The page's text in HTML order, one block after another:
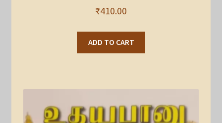
₹410.00
ADD TO CART